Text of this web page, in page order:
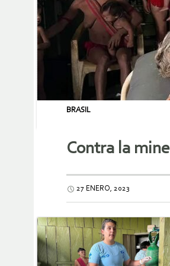
BRASIL
Contra la
27 ENERO, 2023